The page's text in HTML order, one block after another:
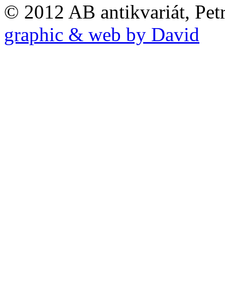
© 2012 AB antikvariát,
graphic & web by David